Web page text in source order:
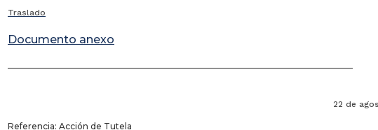
Traslado
Documento anexo
22 de agosto
Referencia: Acción de Tutela